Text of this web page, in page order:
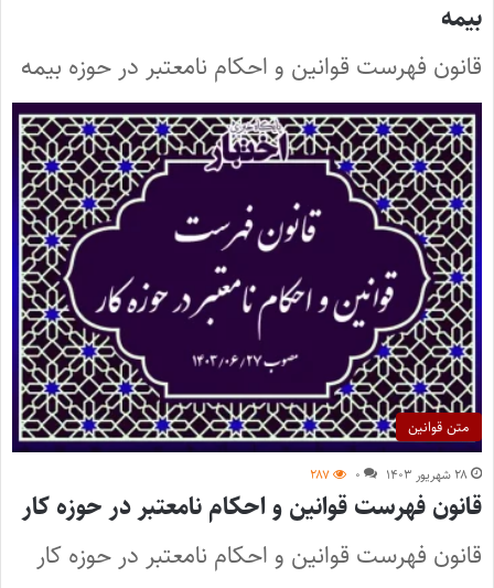
بیمه
قانون فهرست قوانین و احکام نامعتبر در حوزه بیمه
متن قوانین
۲۸ شهریور ۱۴۰۳ ۰ ۲۸۷
قانون فهرست قوانین و احکام نامعتبر در حوزه کار
قانون فهرست قوانين و احكام نامعتبر در حوزه كار